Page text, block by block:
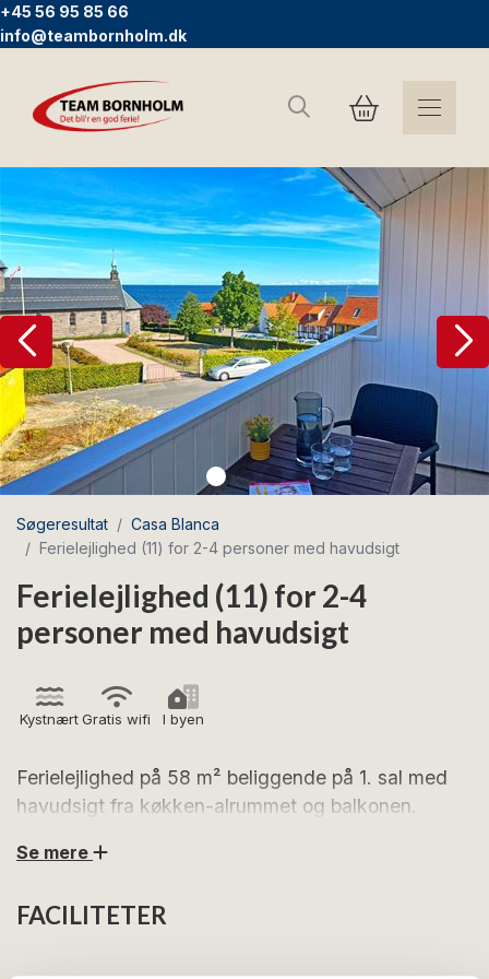
+45 56 95 85 66
info@teambornholm.dk
Søg
Søgeresultat
Casa Blanca
Ferielejlighed (11) for 2-4 personer med havudsigt
Ferielejlighed (11) for 2-4
personer med havudsigt
KystnærtGratis wifi I byen
Ferielejlighed på 58 m² beliggende på 1. sal med
havudsigt fra køkken-alrummet og balkonen.
Ferielejlighed 11 på Casa Blanca er en lys ende-
Se mere
FACILITETER